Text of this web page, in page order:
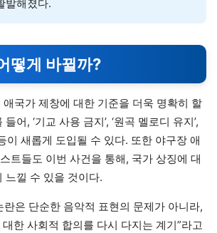
발해졌다.
떻게 바뀔까?
애국가 제창에 대한 기준을 더욱 명확히 할
어, ‘기교 사용 금지’, ‘원곡 멜로디 유지’,
이 새롭게 도입될 수 있다. 또한 야구장 애
트들도 이번 사건을 통해, 국가 상징에 대
느낄 수 있을 것이다.
란은 단순한 음악적 표현의 문제가 아니라,
한 사회적 합의를 다시 다지는 계기”라고